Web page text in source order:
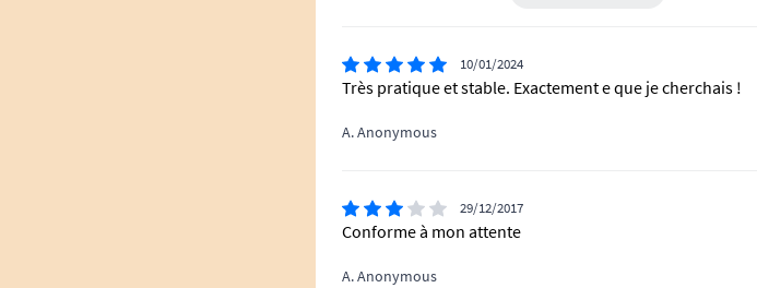
10/01/2024
Très pratique et stable. Exactement e que je cherchais !
A. Anonymous
29/12/2017
Conforme à mon attente
A. Anonymous